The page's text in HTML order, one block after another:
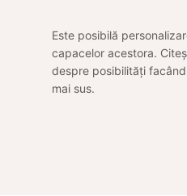
Este posibilă
capacelor acestora.
despre posibilități
mai sus.